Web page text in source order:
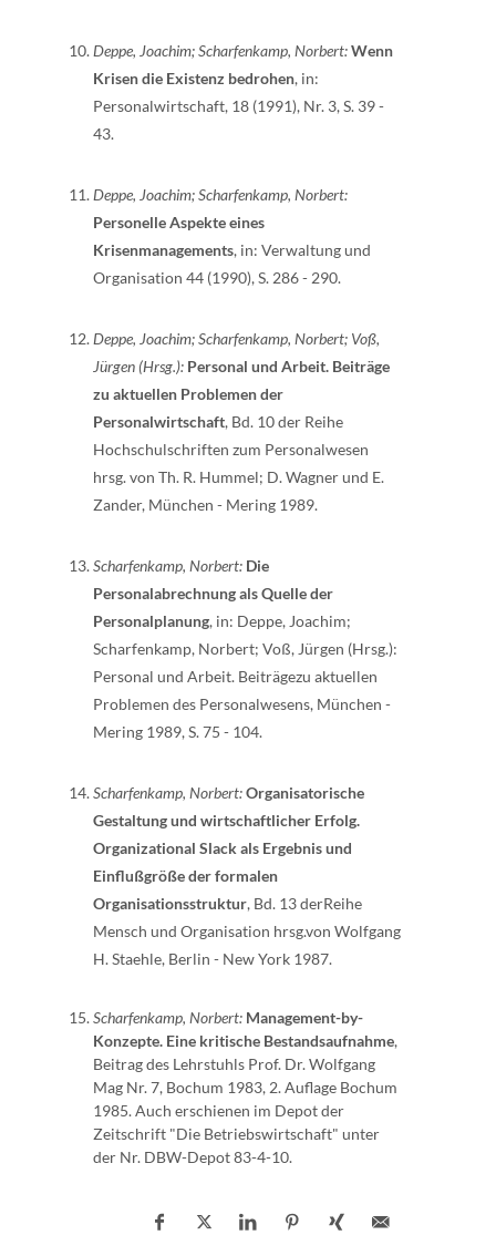
Deppe, Joachim; Scharfenkamp, Norbert:Wenn
Krisen die Existenz bedrohen, in:
Personalwirtschaft, 18 (1991), Nr. 3, S. 39 -
43.
Deppe, Joachim; Scharfenkamp, Norbert:
Personelle Aspekte eines
Krisenmanagements, in: Verwaltung und
Organisation 44 (1990), S. 286 - 290.
Deppe, Joachim; Scharfenkamp, Norbert; Voß,
Jürgen (Hrsg.): Personal und Arbeit. Beiträge
zu aktuellen Problemen der
Personalwirtschaft, Bd. 10 der Reihe
Hochschulschriften zum Personalwesen
hrsg. von Th. R. Hummel; D. Wagner und E.
Zander, München - Mering 1989.
Scharfenkamp, Norbert: Die
Personalabrechnung als Quelle der
Personalplanung, in: Deppe, Joachim;
Scharfenkamp, Norbert; Voß, Jürgen (Hrsg.):
Personal und Arbeit. Beiträgezu aktuellen
Problemen des Personalwesens, München -
Mering 1989, S. 75 - 104.
Scharfenkamp, Norbert:Organisatorische
Gestaltung und wirtschaftlicher Erfolg.
Organizational Slack als Ergebnis und
Einflußgröße der formalen
Organisationsstruktur, Bd. 13 derReihe
Mensch und Organisation hrsg.von Wolfgang
H. Staehle, Berlin - New York 1987.
Scharfenkamp, Norbert: Management-by-
Konzepte. Eine kritische Bestandsaufnahme,
Beitrag des Lehrstuhls Prof. Dr. Wolfgang
Mag Nr. 7, Bochum 1983, 2. Auflage Bochum
1985. Auch erschienen im Depot der
Zeitschrift "Die Betriebswirtschaft" unter
der Nr. DBW-Depot 83-4-10.